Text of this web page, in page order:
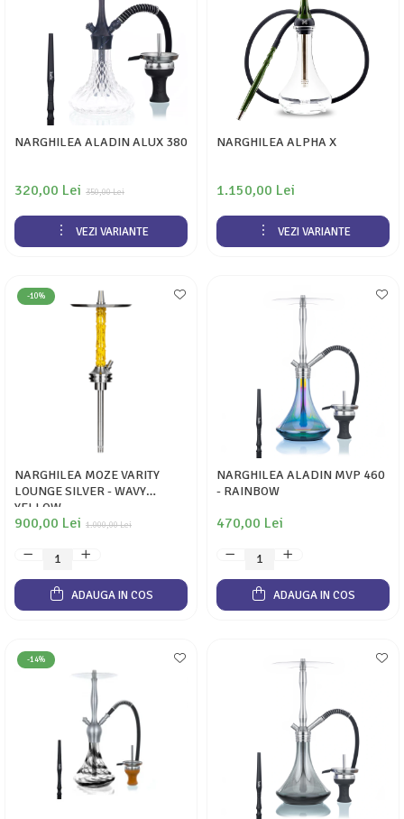
NARGHILEA ALADIN ALUX 380
350,00 Lei
320,00 Lei
VEZI VARIANTE
NARGHILEA ALPHA X
1.150,00 Lei
VEZI VARIANTE
-10%
NARGHILEA MOZE VARITY
LOUNGE SILVER - WAVY
YELLOW
1.000,00 Lei
900,00 Lei
ADAUGA IN COS
NARGHILEA ALADIN MVP 460
- RAINBOW
470,00 Lei
ADAUGA IN COS
-14%